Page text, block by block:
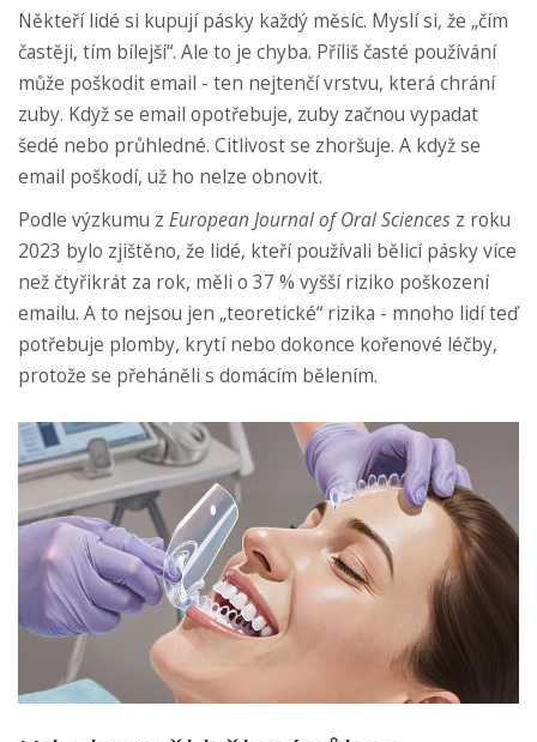
Někteří lidé si kupují pásky každý měsíc. Myslí si, že „čím
častěji, tím bílejší“. Ale to je chyba. Příliš časté používání
může poškodit email - ten nejtenčí vrstvu, která chrání
zuby. Když se email opotřebuje, zuby začnou vypadat
šedé nebo průhledné. Citlivost se zhoršuje. A když se
email poškodí, už ho nelze obnovit.
Podle výzkumu z European Journal of Oral Sciences z roku
2023 bylo zjištěno, že lidé, kteří používali bělicí pásky více
než čtyřikrát za rok, měli o 37 % vyšší riziko poškození
emailu. A to nejsou jen „teoretické“ rizika - mnoho lidí teď
potřebuje plomby, krytí nebo dokonce kořenové léčby,
protože se přeháněli s domácím bělením.